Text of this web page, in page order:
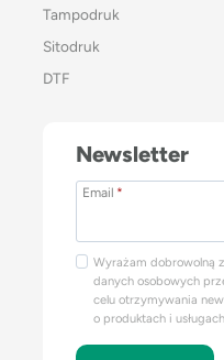
Tampodruk
Sitodruk
DTF
Newsletter
Email *
Wyrażam dobrowolną
danych osobowych
celu otrzymywania
o produktach i